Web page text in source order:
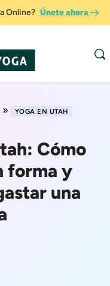
Online? Únete ahora
» YOGA EN UTAH
Cómo
forma y
una